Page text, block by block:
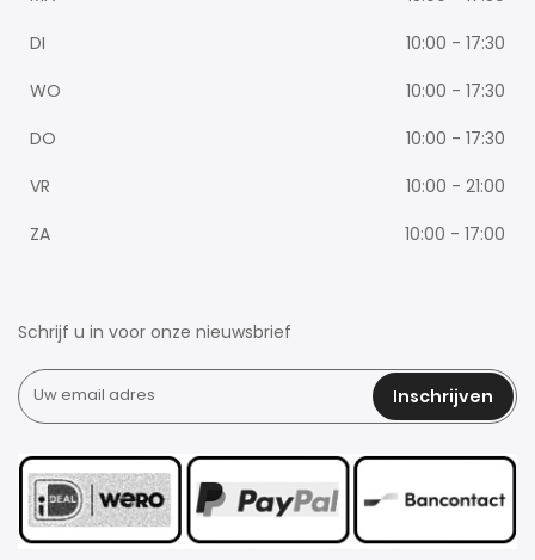
DI
10:00 - 17:30
WO
10:00 - 17:30
DO
10:00 - 17:30
VR
10:00 - 21:00
ZA
10:00 - 17:00
Schrijf u in voor onze nieuwsbrief
Inschrijven